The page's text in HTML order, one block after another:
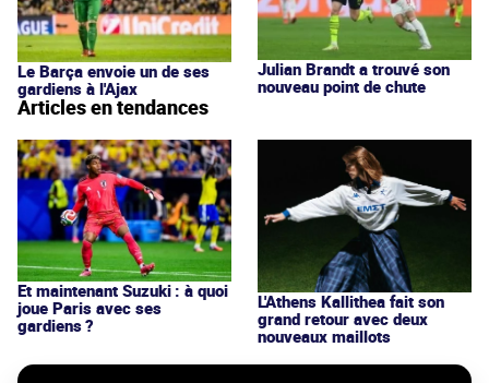
Le Barça envoie un de ses
gardiens à l'Ajax
Julian Brandt a trouvé son
nouveau point de chute
Articles en tendances
Et maintenant Suzuki : à quoi
joue Paris avec ses
gardiens ?
L'Athens Kallithea fait son
grand retour avec deux
nouveaux maillots